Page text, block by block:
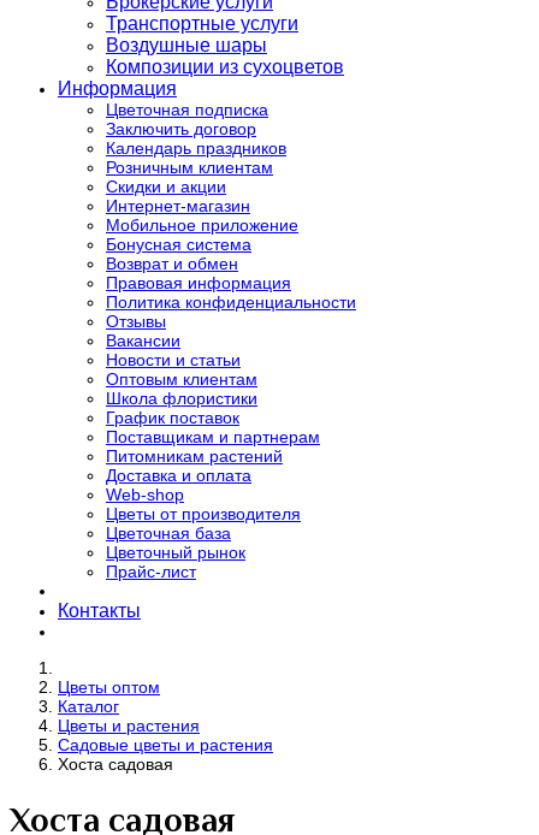
Транспортные услуги
Воздушные шары
Композиции из сухоцветов
Информация
Цветочная подписка
Заключить договор
Календарь праздников
Розничным клиентам
Скидки и акции
Интернет-магазин
Мобильное приложение
Бонусная система
Возврат и обмен
Правовая информация
Политика конфиденциальности
Отзывы
Вакансии
Новости и статьи
Оптовым клиентам
Школа флористики
График поставок
Поставщикам и партнерам
Питомникам растений
Доставка и оплата
Web-shop
Цветы от производителя
Цветочная база
Цветочный рынок
Прайс-лист
Контакты
Цветы оптом
Каталог
Цветы и растения
Садовые цветы и растения
Хоста садовая
Хоста садовая